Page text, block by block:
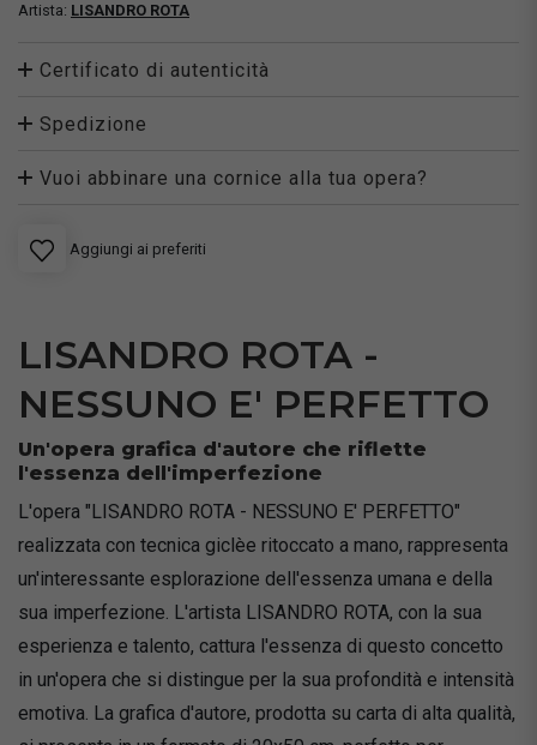
Artista: LISANDRO ROTA
Certificato di autenticità
Spedizione
Vuoi abbinare una cornice alla tua opera?
Aggiungi ai preferiti
LISANDRO ROTA -
NESSUNO E' PERFETTO
Un'opera grafica d'autore che riflette
l'essenza dell'imperfezione
L'opera "LISANDRO ROTA - NESSUNO E' PERFETTO"
realizzata con tecnica giclèe ritoccato a mano, rappresenta
un'interessante esplorazione dell'essenza umana e della
sua imperfezione. L'artista LISANDRO ROTA, con la sua
esperienza e talento, cattura l'essenza di questo concetto
in un'opera che si distingue per la sua profondità e intensità
emotiva. La grafica d'autore, prodotta su carta di alta qualità,